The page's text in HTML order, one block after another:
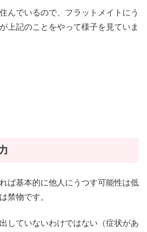
んでいるので、フラットメイトにう
上記のことをやって様子を見ていま
ば基本的に他人にうつす可能性は低
禁物です。
していないわけではない（症状があ